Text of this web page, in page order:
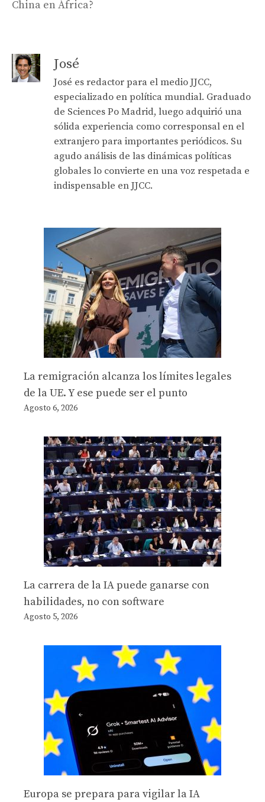
China en África?
José
José es redactor para el medio JJCC,
especializado en política mundial. Graduado
de Sciences Po Madrid, luego adquirió una
sólida experiencia como corresponsal en el
extranjero para importantes periódicos. Su
agudo análisis de las dinámicas políticas
globales lo convierte en una voz respetada e
indispensable en JJCC.
La remigración alcanza los límites legales
de la UE. Y ese puede ser el punto
Agosto 6, 2026
La carrera de la IA puede ganarse con
habilidades, no con software
Agosto 5, 2026
Europa se prepara para vigilar la IA